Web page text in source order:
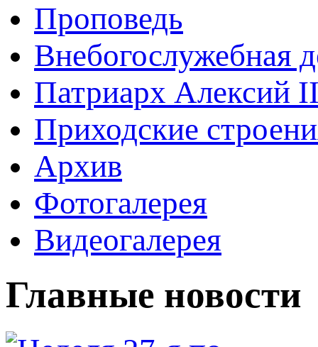
Проповедь
Внебогослужебная
Патриарх Алексий
Приходские
Архив
Фотогалерея
Видеогалерея
Главные новости